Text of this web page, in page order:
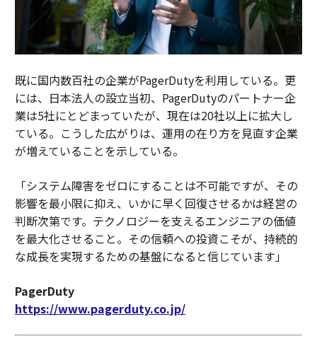
既に国内数百社の企業がPagerDutyを利用している。更
には、日本法人の設立当初、PagerDutyのパートナー企
業は5社にとどまっていたが、現在は20社以上に拡大し
ている。こうした広がりは、運用の在り方を見直す企業
が増えていることを示している。
「システム障害をゼロにすることは不可能ですが、その
影響を最小限に抑え、いかに早く回復させるかは経営の
判断次第です。テクノロジーを支えるエンジニアの価値
を最大化させること。その信頼への投資こそが、持続的
な成長を実現するための基盤になると信じています」
PagerDuty
https://www.pagerduty.co.jp/